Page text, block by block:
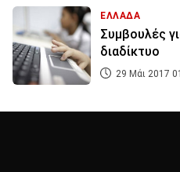
ΕΛΛΑΔΑ
Συμβουλές
διαδίκτυο
29 Μάι 2017